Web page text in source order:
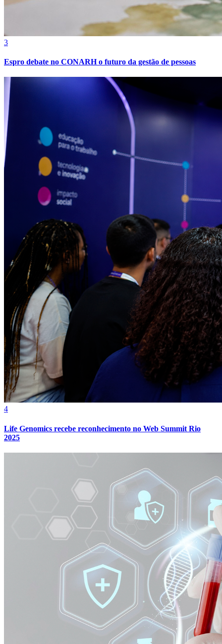
Cruzeiro
3
Espro debate no CONARH o futuro da gestão de pessoas
4
Life Genomics recebe reconhecimento no Web Summit Rio
2025